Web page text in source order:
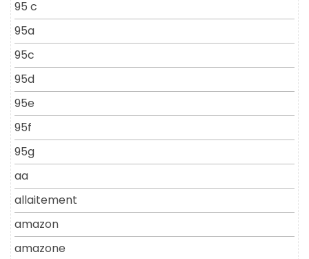
95 c
95a
95c
95d
95e
95f
95g
aa
allaitement
amazon
amazone